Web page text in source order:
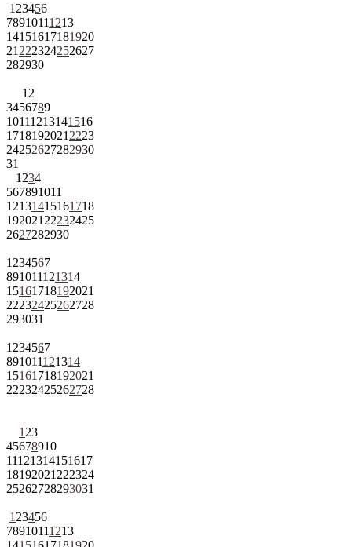
1 23456
78910111213
14151617181920
21 222324252627
282930
1 2
3456789
10111213141516
1718192021 2223
24252627282930
31
1 234
567891011
12131415161718
192021 22232425
2627282930
1 234567
891011121314
15161718192021
22232425262728
293031
1 234567
891011121314
15161718192021
22232425262728
1 23
45678910
11121314151617
18192021 222324
25262728293031
1 23456
78910111213